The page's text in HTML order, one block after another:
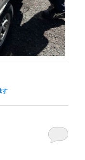
す